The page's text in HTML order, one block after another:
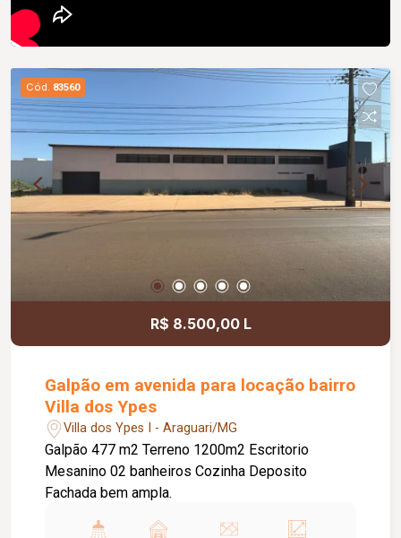
Cód. 83560
R$ 8.500,00 L
Galpão em avenida para locação bairro
Villa dos Ypes
Villa dos Ypes I - Araguari/MG
Galpão 477 m2 Terreno 1200m2 Escritorio
Mesanino 02 banheiros Cozinha Deposito
Fachada bem ampla.